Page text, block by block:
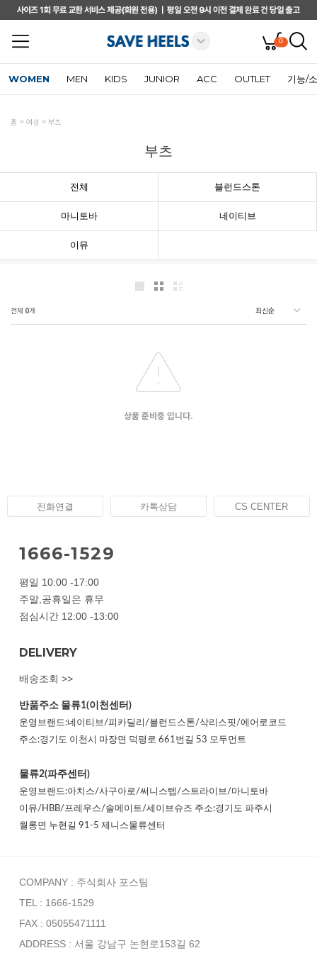
0
WOMEN MEN KIDS JUNIOR ACC OUTLET 기능/
홈 여성 부츠
부츠
전체 블런드스톤
마니토바 네이티브
이뮤
전체 0개
상품 준비중 입니다.
전화연결 카톡상담 CS CENTER
1666-1529
평일 10:00 -17:00
주말,공휴일은 휴무
점심시간 12:00 -13:00
DELIVERY
배송조회 >>
반품주소 물류1(이천센터)
운영브랜드:네이티브/피카딜리/블런드스톤/삭리스핏/에어로코드
주소:경기도 이천시 마장면 덕평로 661번길 53 모두먼트
물류2(파주센터)
운영브랜드:아치스/사구아로/써니스텝/스트라이브/마니토바
이뮤/HBB/프레우스/솔메이트/세이브슈즈 주소:경기도 파주시
월롱면 누현길 91-5 제니스물류센터
COMPANY : 주식회사 포스팀
TEL : 1666-1529
FAX : 05055471111
ADDRESS : 서울 강남구 논현로153길 62